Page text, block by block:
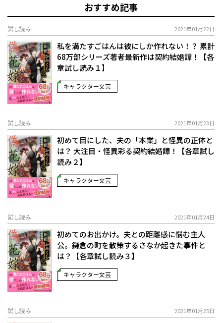
おすすめ記事
試し読み 2021年01月22日
私を満たすごはんは彼にしか作れない！？ 累計
68万部シリーズ著者最新作は契約結婚譚！【各
章試し読み１】
キャラクター文芸
試し読み 2021年01月23日
初めて目にした、夫の「本業」と怪異の正体と
は――？ 大注目・怪異彩る契約結婚譚！【各章試し
読み２】
キャラクター文芸
試し読み 2021年01月24日
初めてのお出かけ。夫との距離感に悩む主人
公。鎌倉の町を散策するさなか起きた事件と
は？【各章試し読み３】
キャラクター文芸
試し読み 2021年01月25日